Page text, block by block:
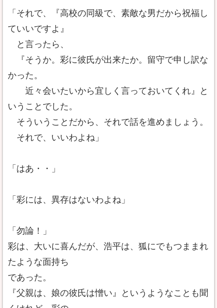
「それで、『高校の同級で、素敵な男だから祝福し
ていいですよ』
と言ったら、
『そうか。彩に彼氏が出来たか。留守で申し訳な
かった。
近々会いたいから宜しく言っておいてくれ』と
いうことでした。
そういうことだから、それで話を進めましょう。
それで、いいわよね」
「はあ・・」
「彩には、異存はないわよね」
「勿論！」
彩は、大いに喜んだが、浩平は、狐にでもつままれ
たような面持ち
であった。
『父親は、娘の彼氏は憎い』というようなことも聞